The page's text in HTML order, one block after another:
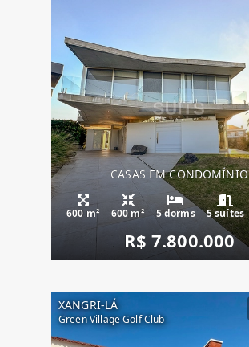
CASAS EM CONDOMÍNIO
600 m² 600 m² 5 dorms 5 suítes
R$ 7.800.000
XANGRI-LÁ
Green Village Golf Club